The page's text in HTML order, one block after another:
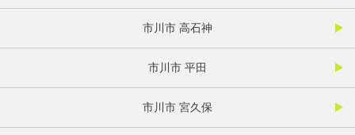
市川市 高石神
市川市 平田
市川市 宮久保